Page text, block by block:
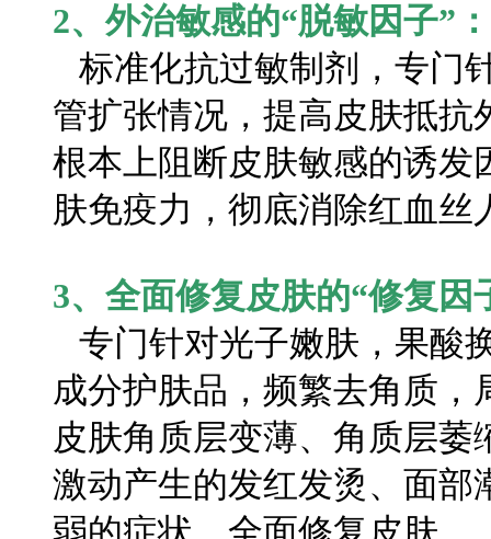
2、外治敏感的“脱敏因子”：
标准化抗过敏制剂，专门
管扩张情况，提高皮肤抵
根本上阻断皮肤敏感的诱发
肤免疫力，彻底消除红血丝
3、全面修复皮肤的“修复因
专门针对光子嫩肤，果酸
成分护肤品，频繁去角质
皮肤角质层变薄、角质层
激动产生的发红发烫、面部